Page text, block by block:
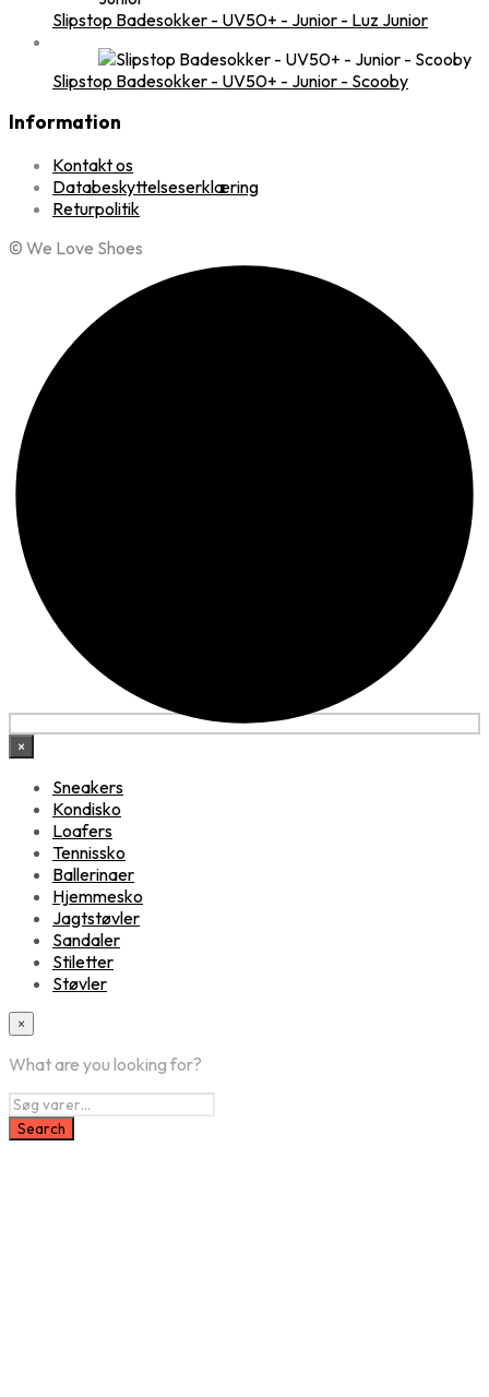
Slipstop Badesokker - UV50+ - Junior - Luz Junior
Slipstop Badesokker - UV50+ - Junior - Scooby
Information
Kontakt os
Databeskyttelseserklæring
Returpolitik
© We Love Shoes
×
Sneakers
Kondisko
Loafers
Tennissko
Ballerinaer
Hjemmesko
Jagtstøvler
Sandaler
Stiletter
Støvler
×
What are you looking for?